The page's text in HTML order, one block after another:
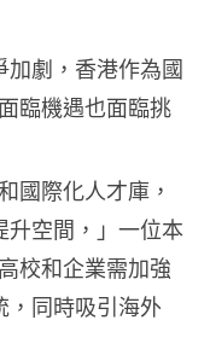
劇，香港作為國
臨機遇也面臨挑
國際化人才庫，
升空間，」一位本
校和企業需加強
，同時吸引海外